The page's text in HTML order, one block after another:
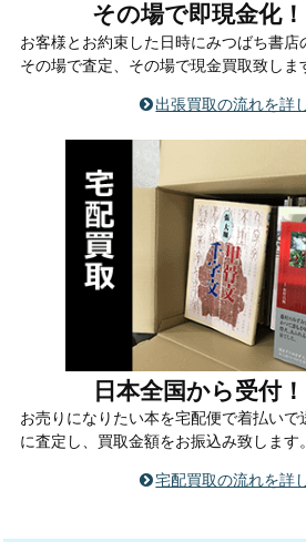
その場で即現金化
お客様とお約束した日時にみつばち書店
その場で査定、その場で現金買取致しま
出張買取の流れを詳
日本全国から受付
お売りになりたい本を宅配便で着払いで
に査定し、買取金額をお振込み致します。
宅配買取の流れを詳